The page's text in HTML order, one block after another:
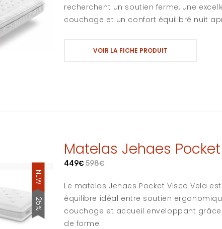
recherchent un soutien ferme, une
couchage et un confort équilibré nuit
VOIR LA FICHE PRODUIT
NEW
-25%
Matelas Jehaes
449€ 598€
Le matelas Jehaes Pocket Visco Vela
équilibre idéal entre soutien
couchage et accueil enveloppant
de forme.